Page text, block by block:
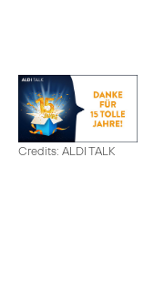
Credits: ALDI TALK